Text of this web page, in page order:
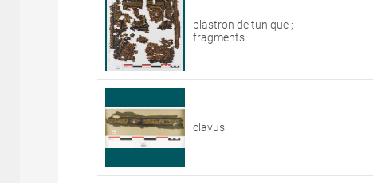
plastron de tunique ;
fragments
clavus